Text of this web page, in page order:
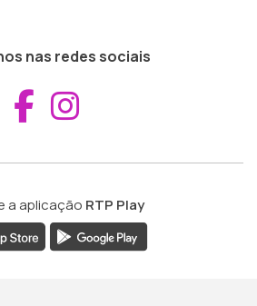
nas redes sociais
Aceder ao
a aplicação RTP Play